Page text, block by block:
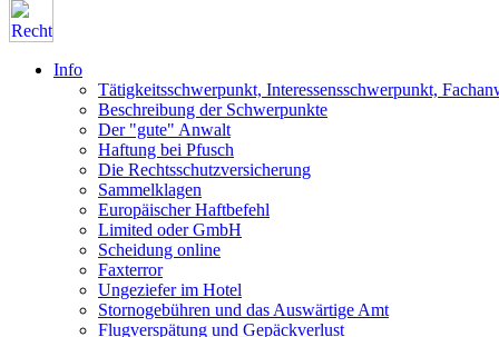
Info
Tätigkeitsschwerpunkt, Interessensschwerpunkt,
Beschreibung der Schwerpunkte
Der "gute" Anwalt
Haftung bei Pfusch
Die Rechtsschutzversicherung
Sammelklagen
Europäischer Haftbefehl
Limited oder GmbH
Scheidung online
Faxterror
Ungeziefer im Hotel
Stornogebühren und das Auswärtige Amt
Flugverspätung und Gepäckverlust